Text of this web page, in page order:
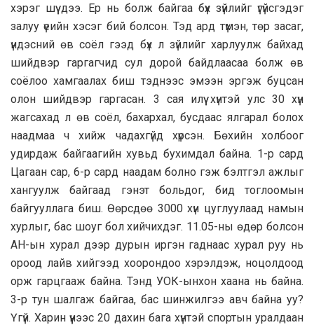
хэрэг шүү дээ. Ер нь болж байгаа бүх зүйлийг үгүйсгэдэг
залуу үеийн хэсэг бий болсон. Тэд ард түмэн, төр засаг,
үндэсний өв соёл гээд бүх л зүйлийг харлуулж байхад
шийдвэр гаргагчид сул дорой байдлаасаа болж өв
соёлоо хамгаалах биш тэднээс эмээн эргэж буцсан
олон шийдвэр гаргасан. 3 сая илүү хүнтэй улс 30 хүн
жагсахад л өв соёл, бахархал, бусдаас ялгарал болох
наадмаа ч хийж чадахгүйд хүрсэн. Бөхийн холбоог
удирдаж байгаагийн хувьд бухимдал байна. 1-р сард
Цагаан сар, 6-р сард наадам болно гэж бэлтгэл ажлыг
хангуулж байгаад гэнэт больдог, бид тоглоомын
байгууллага биш. Өөрсдөө 3000 хүн цуглуулаад намын
хурлыг, бас шоуг бол хийчихдэг. 11.05-ны өдөр болсон
АН-ын хурал дээр дурын иргэн гаднаас хурал руу нь
ороод лайв хийгээд хоорондоо хэрэлдэж, ноцолдоод
орж гарцгааж байна. Тэнд УОК-ынхон хаана нь байна.
3-р тун шалгаж байгаа, бас шинжилгээ авч байна уу?
Үгүй. Харин үүнээс 20 дахин бага хүнтэй спортын уралдаан